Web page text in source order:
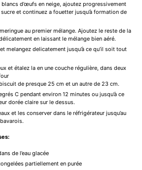
d’œufs en neige, ajoutez progressivement
et continuez a fouetter jusqu’à formation de
au premier mélange. Ajoutez le reste de la
en laissant le mélange bien aéré.
melangez delicatement jusqu’à ce qu’il soit tout
et étalez la en une couche régulière, dans deux
de presque 25 cm et un autre de 23 cm.
C pendant environ 12 minutes ou jusqu’à ce
dorée claire sur le dessus.
et les conserver dans le réfrigérateur jusqu’au
de l’eau glacée
partiellement en purée